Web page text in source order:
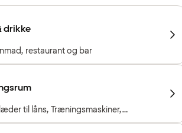
drikke
restaurant og bar
til låns, Træningsmaskiner,
Frie vægte, Gratis entré for